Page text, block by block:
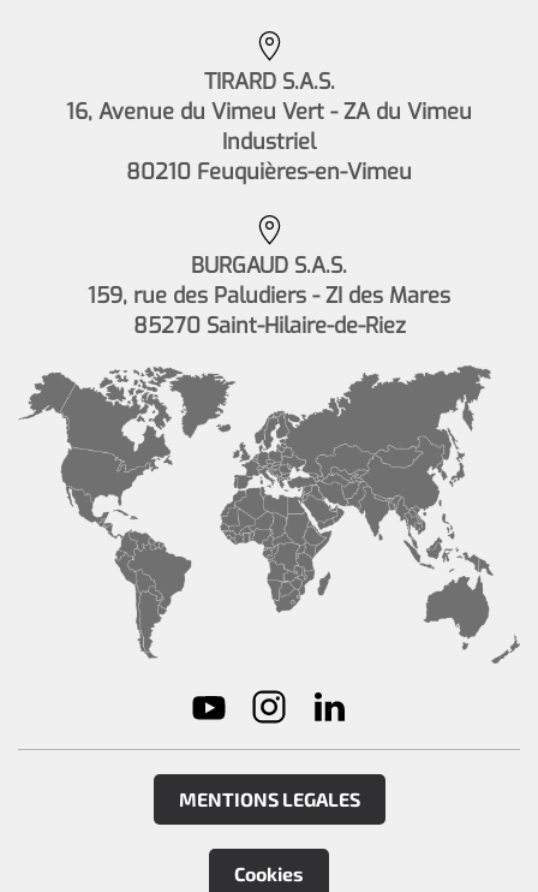
TIRARD S.A.S.
16, Avenue du Vimeu Vert - ZA du Vimeu
Industriel
80210 Feuquières-en-Vimeu
BURGAUD S.A.S.
159, rue des Paludiers - ZI des Mares
85270 Saint-Hilaire-de-Riez
MENTIONS LEGALES
Cookies